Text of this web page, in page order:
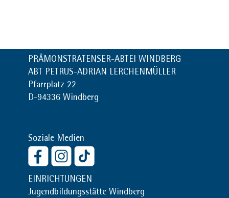
PRÄMONSTRATENSER-ABTEI WINDBERG
ABT PETRUS-ADRIAN LERCHENMÜLLER
Pfarrplatz 22
D-94336 Windberg
Soziale Medien
EINRICHTUNGEN
Jugendbildungsstätte Windberg